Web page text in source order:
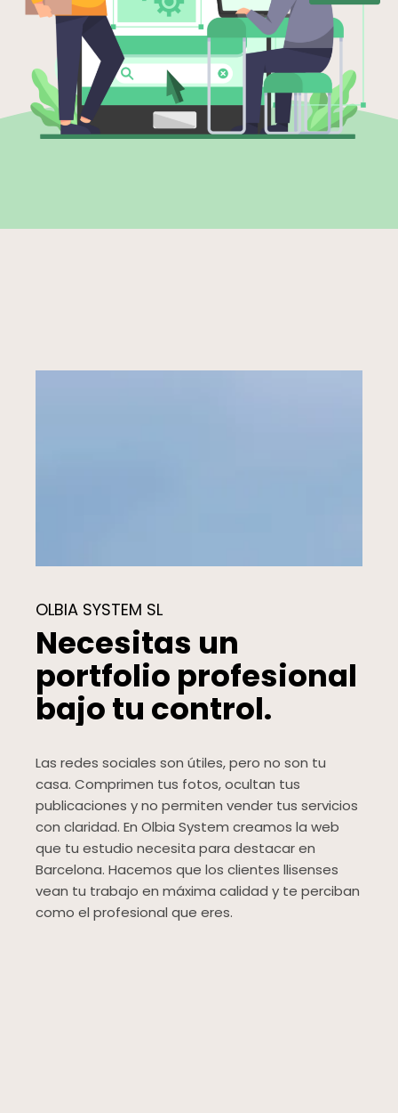
OLBIA SYSTEM SL
Necesitas un
portfolio profesional
bajo tu control.
Las redes sociales son útiles, pero no son tu
casa. Comprimen tus fotos, ocultan tus
publicaciones y no permiten vender tus servicios
con claridad. En Olbia System creamos la web
que tu estudio necesita para destacar en
Barcelona. Hacemos que los clientes llisenses
vean tu trabajo en máxima calidad y te perciban
como el profesional que eres.